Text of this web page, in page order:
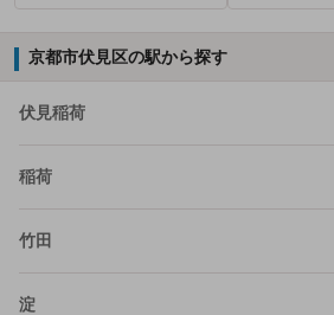
京都市伏見区の駅から探す
伏見稲荷
稲荷
竹田
淀